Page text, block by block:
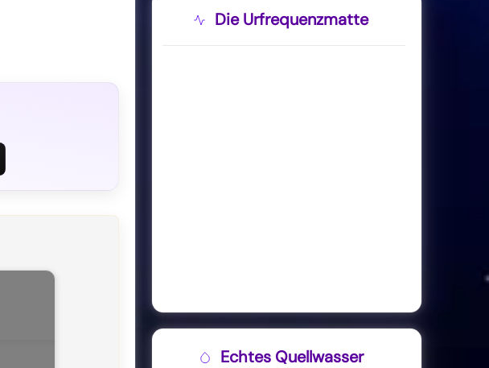
Die Urfrequenzmatte
Echtes Quellwasser